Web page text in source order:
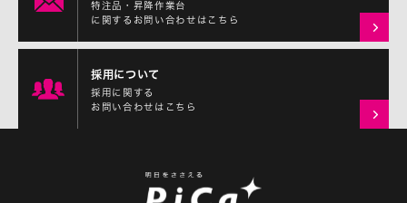
特注品・昇降作業台
に関するお問い合わせはこちら
採用について
採用に関する
お問い合わせはこちら